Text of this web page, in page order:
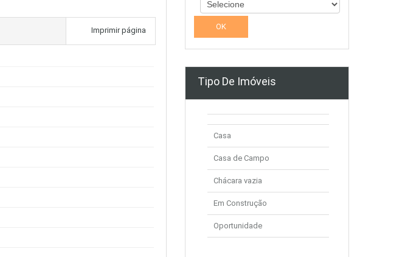
Imprimir página
Tipo De Imóveis
Casa
Casa de Campo
Chácara vazia
Em Construção
Oportunidade